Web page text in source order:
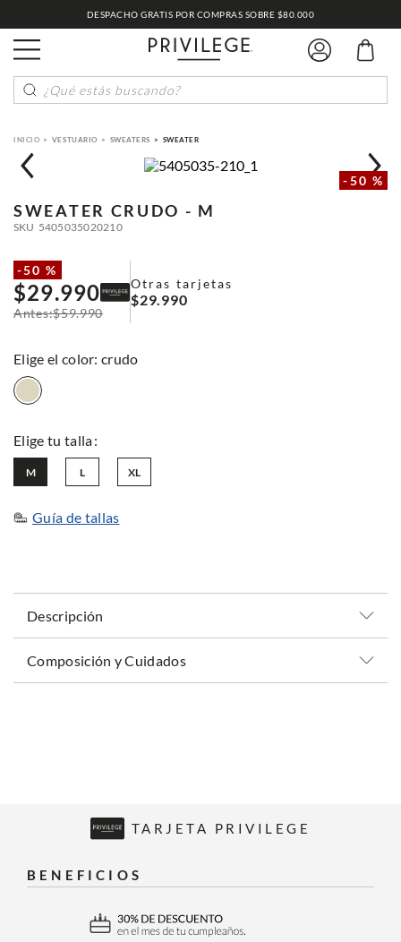
DESPACHO GRATIS POR COMPRAS SOBRE $80.000
¿Qué estás buscando?
VESTUARIO SWEATERS SWEATER
-50 %
SWEATER CRUDO - M
SKU 5405035020210
-50 %
$29.990
$59.990
Otras tarjetas
$29.990
: crudo
L
M XL
Guía de tallas
Descripción
Composición y Cuidados
TARJETA PRIVILEGE
BENEFICIOS